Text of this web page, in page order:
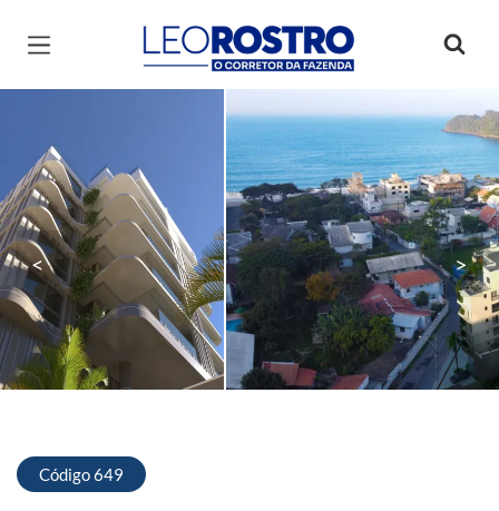
Página inicial
< >
Código 649